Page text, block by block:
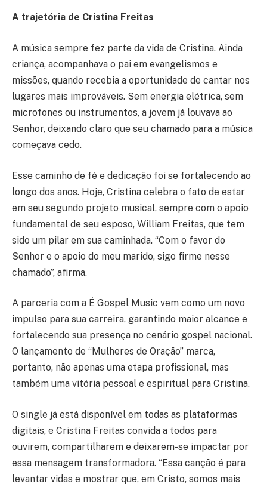
A trajetória de Cristina Freitas
A música sempre fez parte da vida de Cristina. Ainda
criança, acompanhava o pai em evangelismos e
missões, quando recebia a oportunidade de cantar nos
lugares mais improváveis. Sem energia elétrica, sem
microfones ou instrumentos, a jovem já louvava ao
Senhor, deixando claro que seu chamado para a música
começava cedo.
Esse caminho de fé e dedicação foi se fortalecendo ao
longo dos anos. Hoje, Cristina celebra o fato de estar
em seu segundo projeto musical, sempre com o apoio
fundamental de seu esposo, William Freitas, que tem
sido um pilar em sua caminhada. “Com o favor do
Senhor e o apoio do meu marido, sigo firme nesse
chamado”, afirma.
A parceria com a É Gospel Music vem como um novo
impulso para sua carreira, garantindo maior alcance e
fortalecendo sua presença no cenário gospel nacional.
O lançamento de “Mulheres de Oração” marca,
portanto, não apenas uma etapa profissional, mas
também uma vitória pessoal e espiritual para Cristina.
O single já está disponível em todas as plataformas
digitais, e Cristina Freitas convida a todos para
ouvirem, compartilharem e deixarem-se impactar por
essa mensagem transformadora. “Essa canção é para
levantar vidas e mostrar que, em Cristo, somos mais